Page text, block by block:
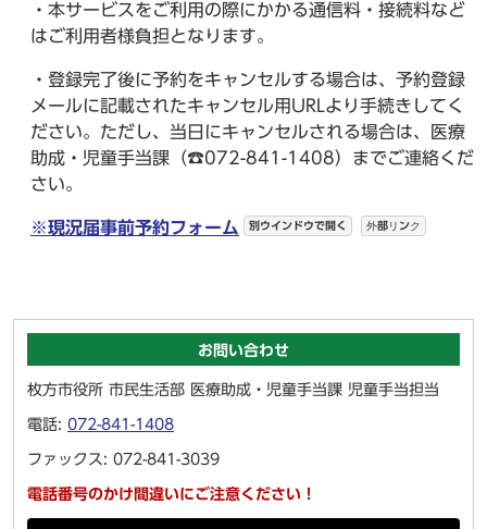
・本サービスをご利用の際にかかる通信料・接続料など
はご利用者様負担となります。
・登録完了後に予約をキャンセルする場合は、予約登録
メールに記載されたキャンセル用URLより手続きしてく
ださい。ただし、当日にキャンセルされる場合は、医療
助成・児童手当課（☎072-841-1408）までご連絡くだ
さい。
※現況届事前予約フォーム 別ウインドウで開く 外部リンク
お問い合わせ
枚方市役所 市民生活部 医療助成・児童手当課 児童手当担当
電話: 072-841-1408
ファックス: 072-841-3039
電話番号のかけ間違いにご注意ください！